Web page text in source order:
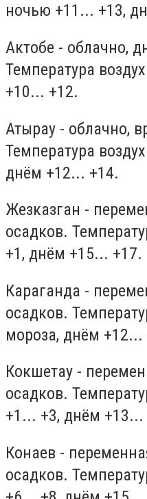
ночью +11... +13,
Актобе - облачно,
Температура
+10... +12.
Атырау - облачно,
Температура
днём +12... +14.
Жезказган -
осадков.
+1, днём +15... +17.
Караганда -
осадков.
мороза, днём +12...
Кокшетау -
осадков.
+1... +3, днём +13...
Конаев -
осадков.